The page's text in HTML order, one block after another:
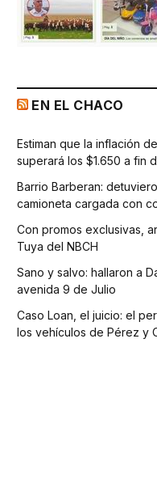
EN EL CHACO
Estiman que la inflación
superará los $1.650 a fin
Barrio Barberan:
camioneta cargada con
Con promos exclusivas,
Tuya del NBCH
Sano y salvo: hallaron a
avenida 9 de Julio
Caso Loan, el juicio: el
los vehículos de Pérez y